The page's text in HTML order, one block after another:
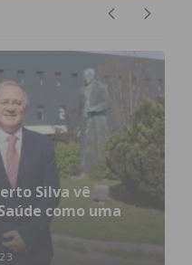
Silva vê
como uma